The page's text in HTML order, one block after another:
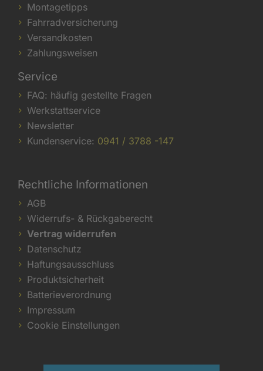
Montagetipps
Fahrradversicherung
Versandkosten
Zahlungsweisen
Service
FAQ: häufig gestellte Fragen
Werkstattservice
Newsletter
Kundenservice: 0941 / 3788 -147
Rechtliche Informationen
AGB
Widerrufs- & Rückgaberecht
Vertrag widerrufen
Datenschutz
Haftungsausschluss
Produktsicherheit
Batterieverordnung
Impressum
Cookie Einstellungen